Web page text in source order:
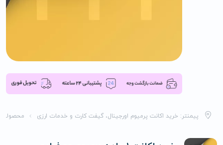
پیمنتر: خرید اکانت پرمیوم اورجینال، گیفت کارت و خدمات ارزی